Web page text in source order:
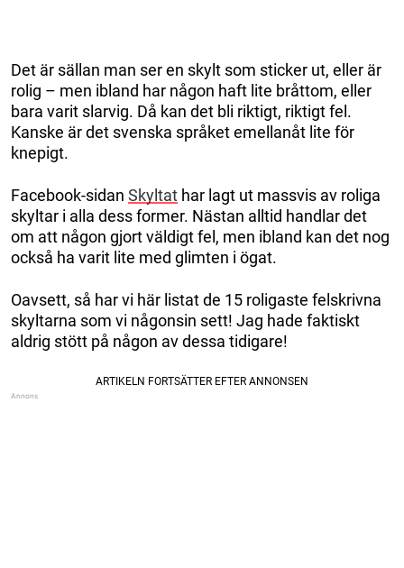
Det är sällan man ser en skylt som sticker ut, eller är
rolig – men ibland har någon haft lite bråttom, eller
bara varit slarvig. Då kan det bli riktigt, riktigt fel.
Kanske är det svenska språket emellanåt lite för
knepigt.
Facebook-sidan Skyltat har lagt ut massvis av roliga
skyltar i alla dess former. Nästan alltid handlar det
om att någon gjort väldigt fel, men ibland kan det nog
också ha varit lite med glimten i ögat.
Oavsett, så har vi här listat de 15 roligaste felskrivna
skyltarna som vi någonsin sett! Jag hade faktiskt
aldrig stött på någon av dessa tidigare!